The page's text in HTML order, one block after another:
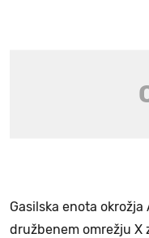
Gasilska enota
družbenem omrežju X